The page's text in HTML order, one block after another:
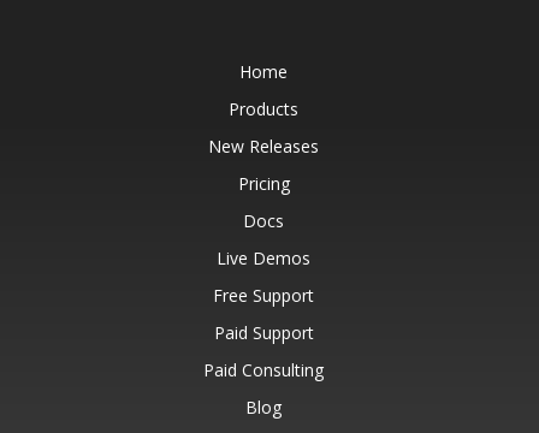
Home
Products
New Releases
Pricing
Docs
Live Demos
Free Support
Paid Support
Paid Consulting
Blog